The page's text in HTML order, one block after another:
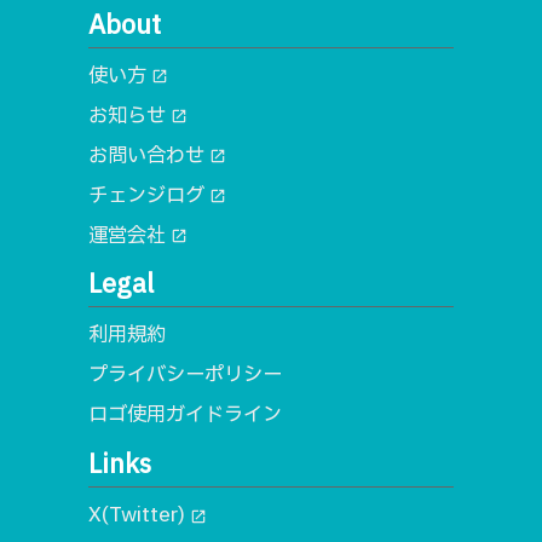
About
使い方 open_in_new
お知らせ open_in_new
お問い合わせ open_in_new
チェンジログ open_in_new
運営会社 open_in_new
Legal
利用規約
プライバシーポリシー
ロゴ使用ガイドライン
Links
X(Twitter) open_in_new